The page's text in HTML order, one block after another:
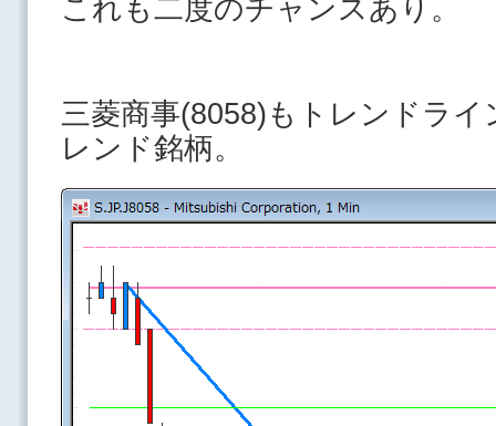
これも二度のチャンスあり。
三菱商事(8058)もトレンドラ
レンド銘柄。